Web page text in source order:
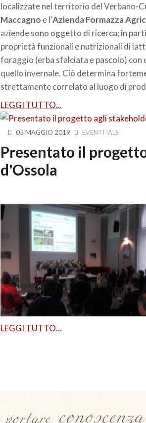
localizzate nel territorio del Verbano-
Maccagno e l’Azienda Formazza
aziende sono oggetto di ricerca; in
proprietà funzionali e nutrizionali di
foraggio (erba sfalciata e pascolo) con
quello invernale. Ciò determina
strettamente correlato al luogo di
LEGGI TUTTO...
05 MAGGIO 2019 EVENTI IALS
Presentato il
d'Ossola
LEGGI TUTTO...